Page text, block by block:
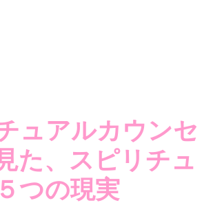
ュアルカウンセ
た、スピリチュ
つの現実